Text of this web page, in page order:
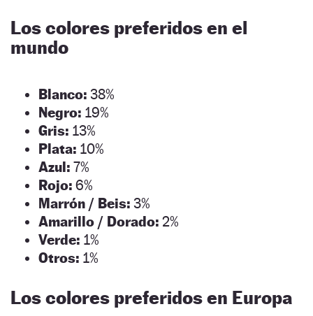
Los colores preferidos en el
mundo
Blanco: 38%
Negro: 19%
Gris: 13%
Plata: 10%
Azul: 7%
Rojo: 6%
Marrón / Beis: 3%
Amarillo / Dorado: 2%
Verde: 1%
Otros: 1%
Los colores preferidos en Europa